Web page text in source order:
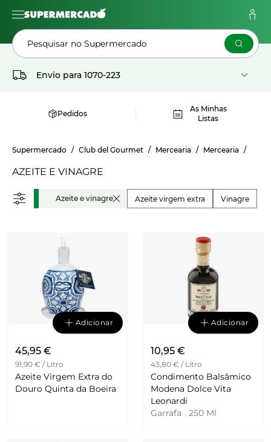
Pesquisar no Supermercado
Envio para 1070-223
Pedidos
As Minhas
Listas
Supermercado Club del Gourmet Mercearia Mercearia
AZEITE E VINAGRE
Azeite e vinagre Azeite virgem extra Vinagre
Adicionar
45,95 €
91,90 € / Litro
Azeite Virgem Extra do
Douro Quinta da Boeira
Adicionar
10,95 €
43,80 € / Litro
Condimento Balsâmico
Modena Dolce Vita
Leonardi
Garrafa
250 Ml